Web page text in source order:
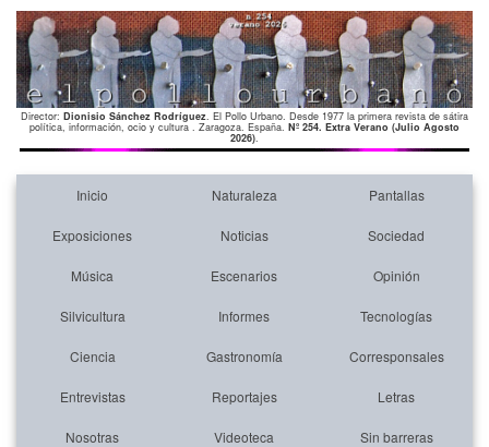
Director: Dionisio Sánchez Rodríguez. El Pollo Urbano. Desde 1977 la primera revista de sátira
política, información, ocio y cultura . Zaragoza. España. Nº 254. Extra Verano (Julio Agosto
2026).
Inicio Naturaleza Pantallas
Exposiciones Noticias Sociedad
Música Escenarios Opinión
Silvicultura Informes Tecnologías
Ciencia Gastronomía Corresponsales
Entrevistas Reportajes Letras
Nosotras Videoteca Sin barreras